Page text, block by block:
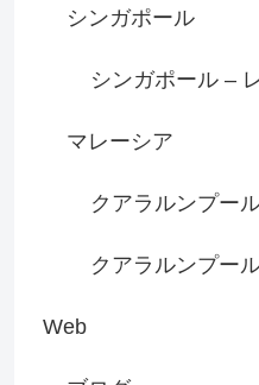
シンガポール
シンガポール –
マレーシア
クアラルンプー
クアラルンプー
Web